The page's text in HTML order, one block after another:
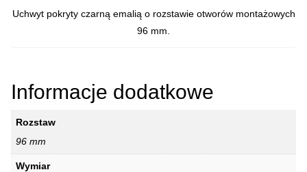
Uchwyt pokryty czarną emalią o rozstawie otworów montażowych
96 mm.
Informacje dodatkowe
Rozstaw
96 mm
Wymiar